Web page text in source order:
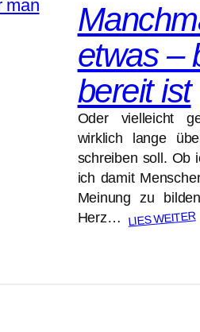
etwas –
bereit ist
Oder vielleicht
wirklich lange
schreiben soll. Ob
ich damit
Meinung zu
Herz… LIES WEITER